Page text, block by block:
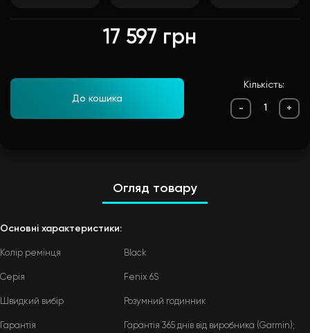
17 597 грн
До кошика
Кількість:
- +
Огляд товару
Основні характеристики:
Колір ремінця Black
Серія Fenix 6S
Швидкий вибір Розумний годинник
Гарантія
Гарантія 365 днів від виробника (Garmin);